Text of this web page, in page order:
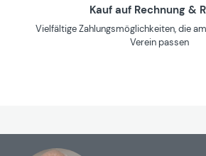
Kauf auf Rechnung &
Vielfältige Zahlungsmöglichkeiten, die
Verein passen